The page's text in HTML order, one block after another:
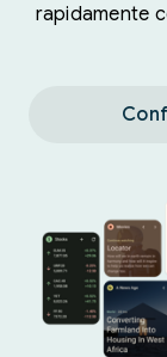
rapidamente